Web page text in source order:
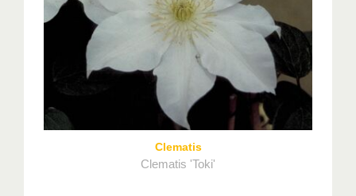
Clematis
Clematis 'Toki'